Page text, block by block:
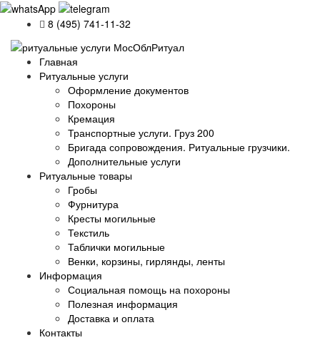
8 (495) 741-11-32
Главная
Ритуальные услуги
Оформление документов
Похороны
Кремация
Транспортные услуги. Груз 200
Бригада сопровождения. Ритуальные грузчики.
Дополнительные услуги
Ритуальные товары
Гробы
Фурнитура
Кресты могильные
Текстиль
Таблички могильные
Венки, корзины, гирлянды, ленты
Информация
Социальная помощь на похороны
Полезная информация
Доставка и оплата
Контакты